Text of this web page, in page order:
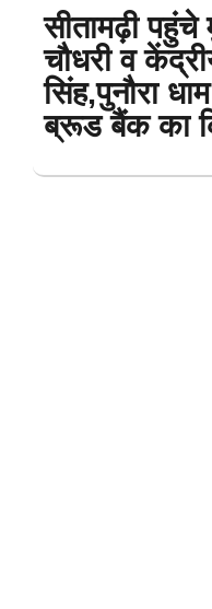
सीतामढ़ी
चौधरी व
सिंह,पुनौरा
ब्रूड बैंक का